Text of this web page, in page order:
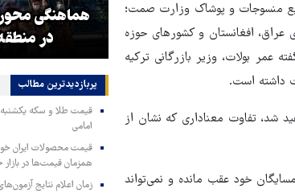
صنایع منسوجات و پوشاک وزارت صمت؛
عراق، افغانستان و کشورهای حوزه
عمر بولات، وزیر بازرگانی ترکیه
شد، تفاوت معناداری که نشان از
خود عقب مانده و نمی‌تواند
زائر اربعین به کشور
بازگشتند
هماهنگی محور
در
پربازدیدترین‌ مطالب
امامی
همزمان قیمت‌ها در بازار
زمان اعلام نتایج